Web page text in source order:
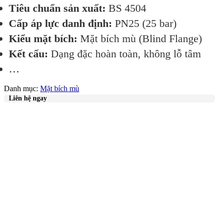
Tiêu chuẩn sản xuất: BS 4504
Cấp áp lực danh định: PN25 (25 bar)
Kiểu mặt bích: Mặt bích mù (Blind Flange)
Kết cấu: Dạng đặc hoàn toàn, không lỗ tâm
…
Danh mục: Mặt bích mù
Liên hệ ngay